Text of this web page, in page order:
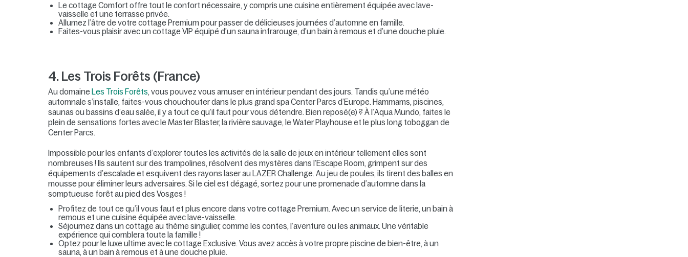
Le cottage Comfort offre tout le confort nécessaire, y compris une cuisine entièrement équipée avec lave-
vaisselle et une terrasse privée.
Allumez l’âtre de votre cottage Premium pour passer de délicieuses journées d’automne en famille.
Faites-vous plaisir avec un cottage VIP équipé d’un sauna infrarouge, d’un bain à remous et d’une douche pluie.
4. Les Trois Forêts (France)
Au domaine Les Trois Forêts, vous pouvez vous amuser en intérieur pendant des jours. Tandis qu’une météo
automnale s’installe, faites-vous chouchouter dans le plus grand spa Center Parcs d’Europe. Hammams, piscines,
saunas ou bassins d’eau salée, il y a tout ce qu’il faut pour vous détendre. Bien reposé(e) ? À l’Aqua Mundo, faites le
plein de sensations fortes avec le Master Blaster, la rivière sauvage, le Water Playhouse et le plus long toboggan de
Center Parcs.
Impossible pour les enfants d’explorer toutes les activités de la salle de jeux en intérieur tellement elles sont
nombreuses ! Ils sautent sur des trampolines, résolvent des mystères dans l’Escape Room, grimpent sur des
équipements d’escalade et esquivent des rayons laser au LAZER Challenge. Au jeu de poules, ils tirent des balles en
mousse pour éliminer leurs adversaires. Si le ciel est dégagé, sortez pour une promenade d’automne dans la
somptueuse forêt au pied des Vosges !
Profitez de tout ce qu’il vous faut et plus encore dans votre cottage Premium. Avec un service de literie, un bain à
remous et une cuisine équipée avec lave-vaisselle.
Séjournez dans un cottage au thème singulier, comme les contes, l’aventure ou les animaux. Une véritable
expérience qui comblera toute la famille !
Optez pour le luxe ultime avec le cottage Exclusive. Vous avez accès à votre propre piscine de bien-être, à un
sauna, à un bain à remous et à une douche pluie.